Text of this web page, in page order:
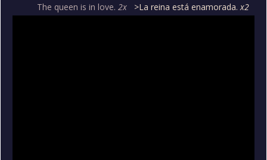
The queen is in love. 2x >La reina está enamorada.x2